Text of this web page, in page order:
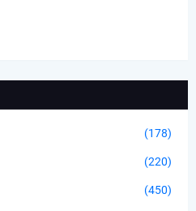
(178)
(220)
(450)